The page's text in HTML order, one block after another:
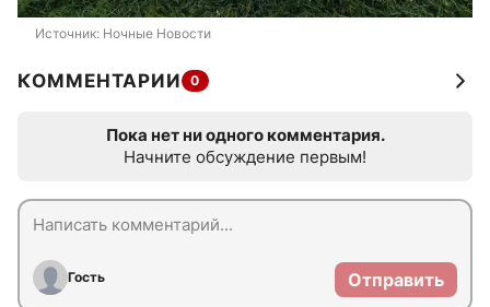
Источник: Ночные Новости
КОММЕНТАРИИ 0
Пока нет ни одного комментария.
Начните обсуждение первым!
Гость Отправить